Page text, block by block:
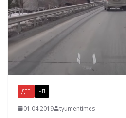
ДТП ЧП
01.04.2019 tyumentimes